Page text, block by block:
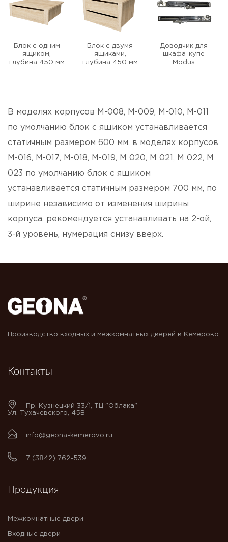
Блок с одним
ящиком,
глубина 450 мм
Блок с двумя
ящиками,
глубина 450 мм
Доводчик для
шкафа-купе
Modus
В моделях корпусов М-008, М-009, М-010, М-011
по умолчанию блок с ящиком устанавливается
статичным размером 600 мм, в моделях корпусов
М-016, М-017, М-018, М-019, М 020, М 021, М 022, М
023 по умолчанию блок с ящиком
устанавливается статичным размером 700 мм, по
ширине независимо от изменения ширины
корпуса. рекомендуется устанавливать на 2-ой,
3-й уровень, нумерация снизу вверх.
Производство входных и межкомнатных дверей в Кемерово
Контакты
Пр. Кузнецкий 33/1, ТЦ "Облака"
Ул. Тухачевского, 45В
info@geona-kemerovo.ru
7 (3842) 762-539
Продукция
Межкомнатные двери
Входные двери